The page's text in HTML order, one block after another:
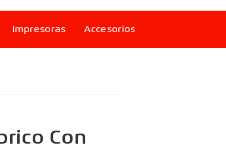
Impresoras Accesorios
Con